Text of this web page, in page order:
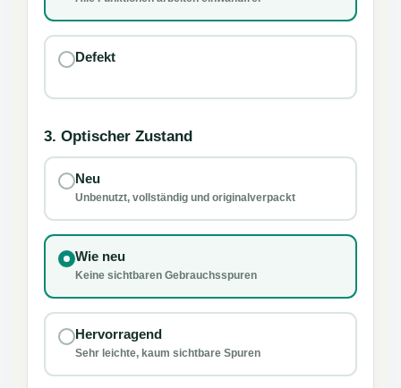
Defekt
3. Optischer Zustand
Neu
Unbenutzt, vollständig und originalverpackt
Wie neu
Keine sichtbaren Gebrauchsspuren
Hervorragend
Sehr leichte, kaum sichtbare Spuren